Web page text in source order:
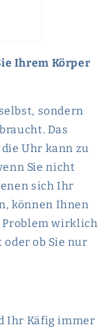
Ihrem Körper
sondern
Das
Uhr kann zu
Sie nicht
sich Ihr
können Ihnen
Problem wirklich
ob Sie nur
Ihr Käfig immer